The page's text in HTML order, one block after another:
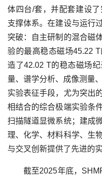
体四台/套，并配套建设
支撑体系。在建设与运行
突破：自主研制的混合磁
验的最高稳态磁场45.22
造了42.02 T的稳态磁场
量、谱学分析、成像测量
实验表征手段，尤为突出
相结合的综合极端实验条
扫描隧道显微系统；建成
理、化学、材料科学、生
与交叉创新提供了先进的实
截至2025年底，